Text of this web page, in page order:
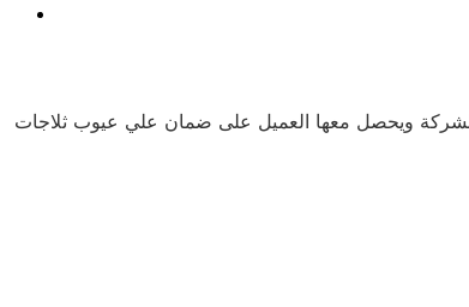
الشركة ويحصل معها العميل على ضمان علي عيوب ثلاجات